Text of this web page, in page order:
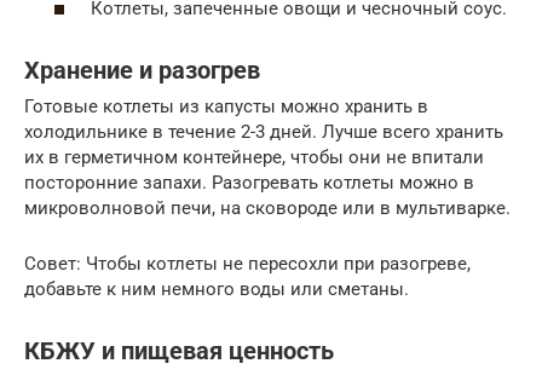
Котлеты, запеченные овощи и чесночный соус.
Хранение и разогрев
Готовые котлеты из капусты можно хранить в
холодильнике в течение 2-3 дней. Лучше всего хранить
их в герметичном контейнере, чтобы они не впитали
посторонние запахи. Разогревать котлеты можно в
микроволновой печи, на сковороде или в мультиварке.
Совет: Чтобы котлеты не пересохли при разогреве,
добавьте к ним немного воды или сметаны.
КБЖУ и пищевая ценность